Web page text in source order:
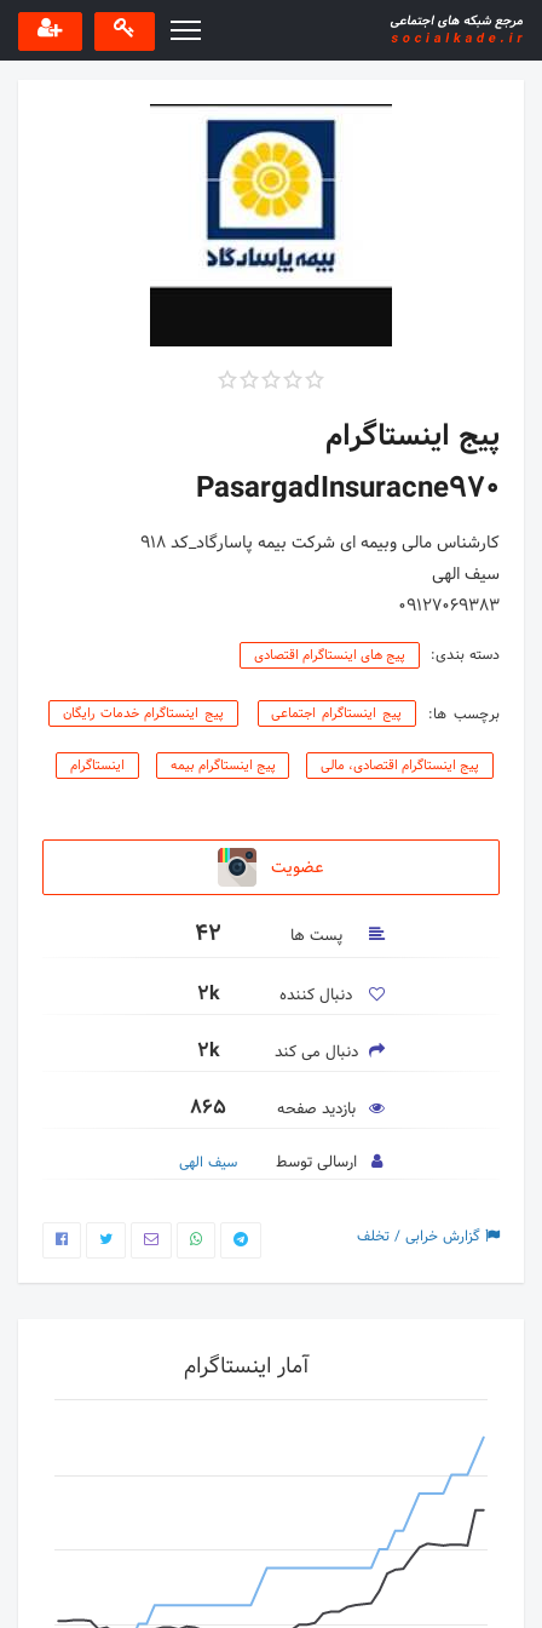
پیج اینستاگرام
PasargadInsuracne970
09127069383
دسته بندی: پیج های اینستاگرام اقتصادی
برچسب ها: پیج اینستاگرام اجتماعی پیج اینستاگرام خدمات رایگان
پیج اینستاگرام اقتصادی، مالی پیج اینستاگرام بیمه اینستاگرام
عضویت
پست ها 42
دنبال کننده 2k
دنبال می کند 2k
بازدید صفحه 865
ارسالی توسط سیف الهی
گزارش خرابی / تخلف
آمار اینستاگرام